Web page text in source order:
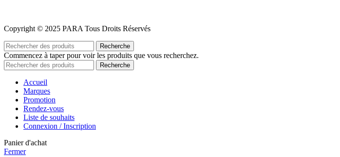
Copyright © 2025 PARA Tous Droits Réservés
Recherche
Commencez à taper pour voir les produits que vous recherchez.
Recherche
Accueil
Marques
Promotion
Rendez-vous
Liste de souhaits
Connexion / Inscription
Panier d'achat
Fermer